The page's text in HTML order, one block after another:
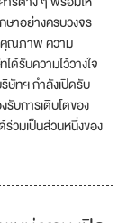
ษาอย่างครบวงจร
คุณภาพ ความ
ด้รับความไว้วางใจ
ษัทฯ กำลังเปิดรับ
บการเติบโตของ
ร่วมเป็นส่วนหนึ่งของ